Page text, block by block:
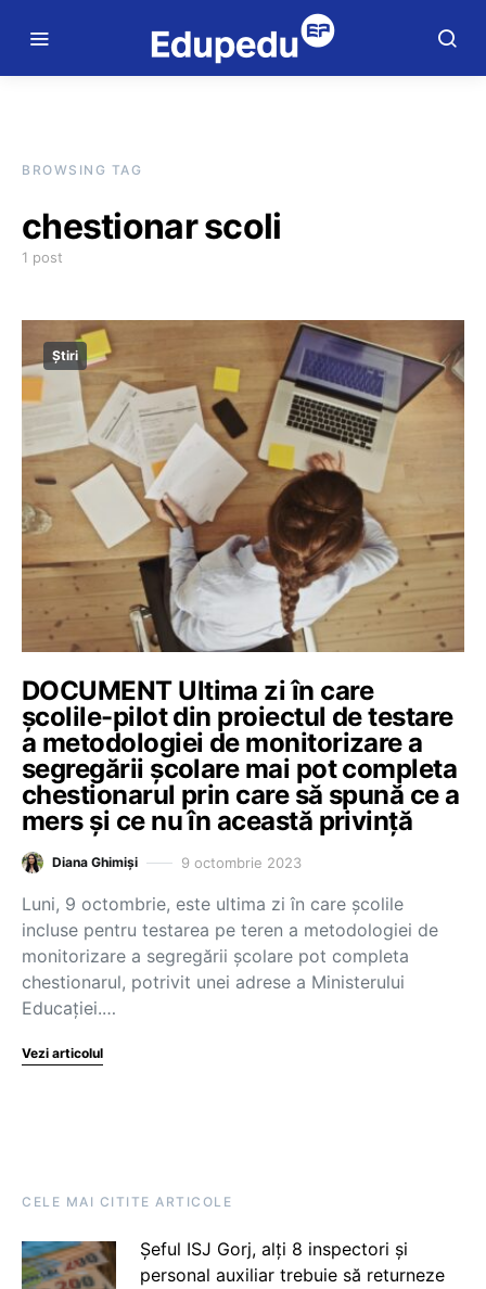
BROWSING TAG
chestionar scoli
1 post
Știri
DOCUMENT Ultima zi în care
școlile-pilot din proiectul de testare
a metodologiei de monitorizare a
segregării școlare mai pot completa
chestionarul prin care să spună ce a
mers și ce nu în această privință
Diana Ghimiși 9 octombrie 2023
Luni, 9 octombrie, este ultima zi în care școlile
incluse pentru testarea pe teren a metodologiei de
monitorizare a segregării școlare pot completa
chestionarul, potrivit unei adrese a Ministerului
Educației.…
Vezi articolul
CELE MAI CITITE ARTICOLE
Șeful ISJ Gorj, alți 8 inspectori și
personal auxiliar trebuie să returneze